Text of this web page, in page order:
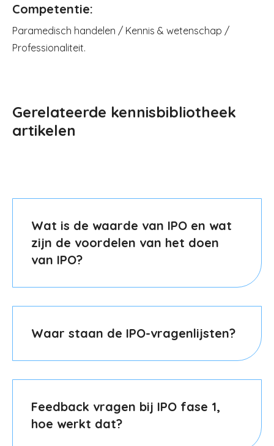
Competentie:
Paramedisch handelen / Kennis & wetenschap /
Professionaliteit.
Gerelateerde kennisbibliotheek
artikelen
Wat is de waarde van IPO en wat
zijn de voordelen van het doen
van IPO?
Waar staan de IPO-vragenlijsten?
Feedback vragen bij IPO fase 1,
hoe werkt dat?